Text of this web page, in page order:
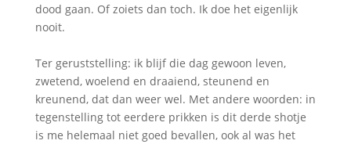
dood gaan. Of zoiets dan toch. Ik doe het eigenlijk
nooit.
Ter geruststelling: ik blijf die dag gewoon leven,
zwetend, woelend en draaiend, steunend en
kreunend, dat dan weer wel. Met andere woorden: in
tegenstelling tot eerdere prikken is dit derde shotje
is me helemaal niet goed bevallen, ook al was het